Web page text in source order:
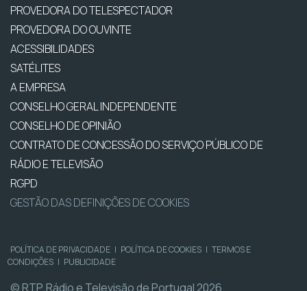
PROVEDORA DO TELESPECTADOR
PROVEDORA DO OUVINTE
ACESSIBILIDADES
SATÉLITES
A EMPRESA
CONSELHO GERAL INDEPENDENTE
CONSELHO DE OPINIÃO
CONTRATO DE CONCESSÃO DO SERVIÇO PÚBLICO DE
RÁDIO E TELEVISÃO
RGPD
GESTÃO DAS DEFINIÇÕES DE COOKIES
POLÍTICA DE PRIVACIDADE | POLÍTICA DE COOKIES | TERMOS E
CONDIÇÕES | PUBLICIDADE
© RTP, Rádio e Televisão de Portugal 2026